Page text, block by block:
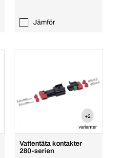
Jämför
+2
varianter
Vattentäta kontakter
280-serien